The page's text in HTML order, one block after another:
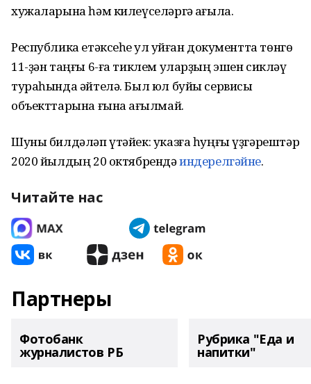
хужаларына һәм килеүселәргә ҡағыла.
Республика етәксеһе ҡул ҡуйған документта төнгө
11-ҙән таңғы 6-ға тиклем уларҙың эшен сикләү
тураһында әйтелә. Был юл буйы сервисы
объекттарына ғына ҡағылмай.
Шуны билдәләп үтәйек: указға һуңғы үҙгәрештәр
2020 йылдың 20 октябрендәиндерелгәйне.
Читайте нас
Партнеры
Фотобанк
журналистов РБ
Рубрика "Еда и
напитки"